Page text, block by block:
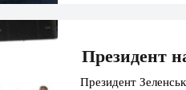
Президент
Президент